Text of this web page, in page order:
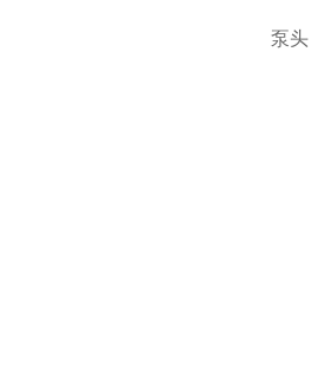
泵头